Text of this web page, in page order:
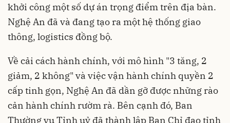
khởi công một số dự án trọng điểm trên địa bàn.
Nghệ An đã và đang tạo ra một hệ thống giao
thông, logistics đồng bộ.
Về cải cách hành chính, với mô hình "3 tăng, 2
giảm, 2 không" và việc vận hành chính quyền 2
cấp tinh gọn, Nghệ An đã dần gỡ được những rào
cản hành chính rườm rà. Bên cạnh đó, Ban
Thường vụ Tỉnh uỷ đã thành lập Ban Chỉ đạo tỉnh